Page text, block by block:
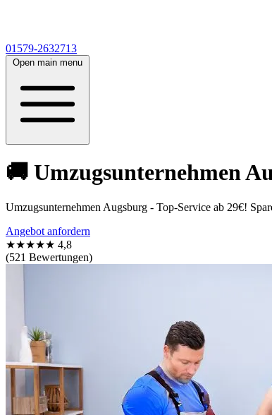
01579-2632713
Open main menu
🚚 Umzugsunternehmen
Umzugsunternehmen Augsburg - Top-Service ab 29€!
Angebot anfordern
★★★★★ 4,8
(521 Bewertungen)